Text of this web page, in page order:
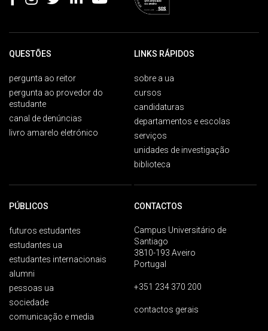
QUESTÕES
pergunta ao reitor
pergunta ao provedor do
estudante
canal de denúncias
livro amarelo eletrónico
LINKS RÁPIDOS
sobre a ua
cursos
candidaturas
departamentos e escolas
serviços
unidades de investigação
biblioteca
PÚBLICOS
futuros estudantes
estudantes ua
estudantes internacionais
alumni
pessoas ua
sociedade
comunicação e media
CONTACTOS
Campus Universitário de
Santiago
3810-193 Aveiro
Portugal
+351 234 370 200
contactos gerais